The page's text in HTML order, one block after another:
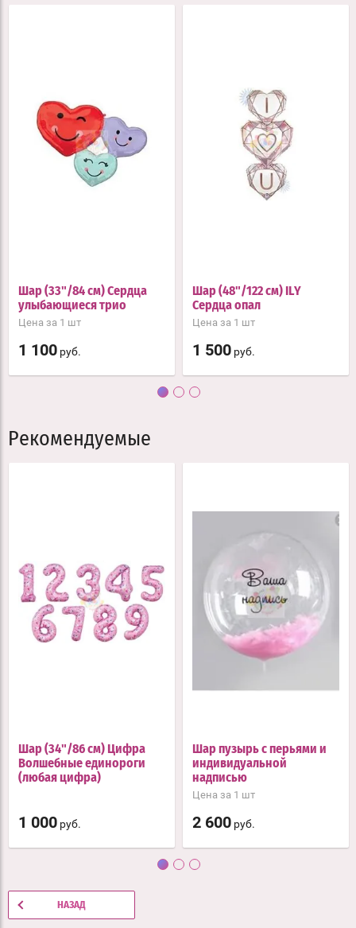
Шар (33"/84 см) Сердца
улыбающиеся трио
Цена за 1 шт
1 100 руб.
Шар (48"/122 см) ILY
Сердца опал
Цена за 1 шт
1 500 руб.
Рекомендуемые
Шар (34"/86 см) Цифра
Волшебные единороги
(любая цифра)
1 000 руб.
Шар пузырь с перьями и
индивидуальной
надписью
Цена за 1 шт
2 600 руб.
НАЗАД